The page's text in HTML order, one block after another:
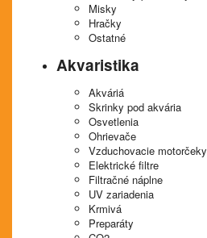
Misky
Hračky
Ostatné
Akvaristika
Akváriá
Skrinky pod akvária
Osvetlenia
Ohrievače
Vzduchovacie motorčeky
Elektrické filtre
Filtračné náplne
UV zariadenia
Krmivá
Preparáty